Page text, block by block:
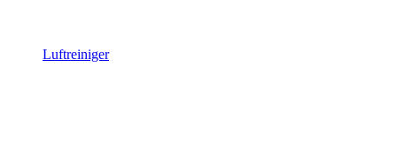
Luftreiniger